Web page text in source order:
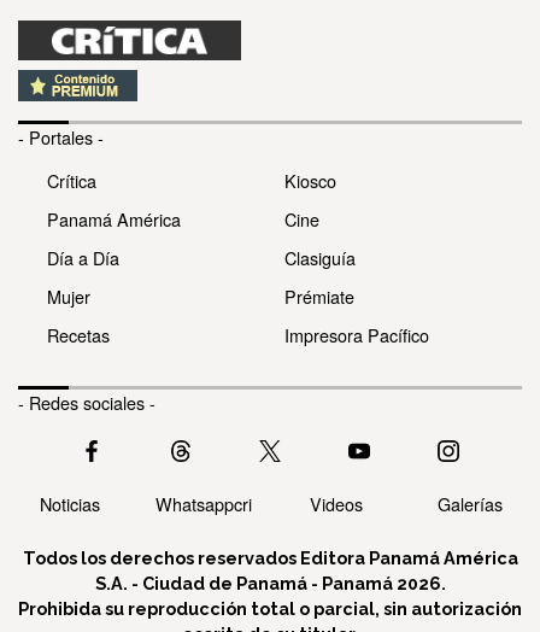
- Portales -
Crítica
Panamá América
Día a Día
Mujer
Recetas
Kiosco
Cine
Clasiguía
Prémiate
Impresora Pacífico
- Redes sociales -
Noticias Whatsappcri Videos Galerías
Todos los derechos reservados Editora Panamá América
S.A. - Ciudad de Panamá - Panamá 2026.
Prohibida su reproducción total o parcial, sin autorización